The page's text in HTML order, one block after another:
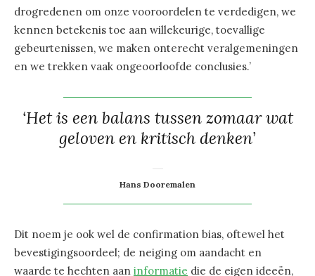
drogredenen om onze vooroordelen te verdedigen, we
kennen betekenis toe aan willekeurige, toevallige
gebeurtenissen, we maken onterecht veralgemeningen
en we trekken vaak ongeoorloofde conclusies.’
‘Het is een balans tussen zomaar wat
geloven en kritisch denken’
Hans Dooremalen
Dit noem je ook wel de confirmation bias, oftewel het
bevestigingsoordeel; de neiging om aandacht en
waarde te hechten aan informatie die de eigen ideeën,